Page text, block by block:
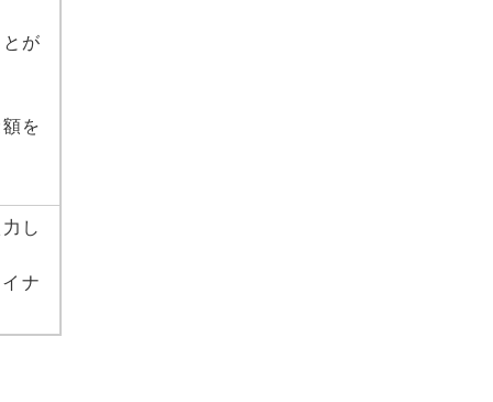
が
を
し
ナ